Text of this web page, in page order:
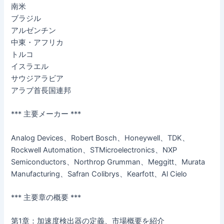
南米
ブラジル
アルゼンチン
中東・アフリカ
トルコ
イスラエル
サウジアラビア
アラブ首長国連邦
*** 主要メーカー ***
Analog Devices、Robert Bosch、Honeywell、TDK、
Rockwell Automation、STMicroelectronics、NXP
Semiconductors、Northrop Grumman、Meggitt、Murata
Manufacturing、Safran Colibrys、Kearfott、Al Cielo
*** 主要章の概要 ***
第1章：加速度検出器の定義、市場概要を紹介